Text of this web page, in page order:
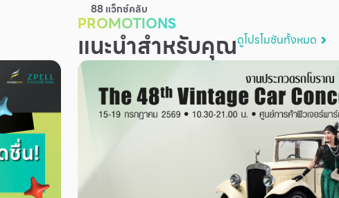
88 แว็กซ์คลับ
PROMOTIONS
แนะนำสำหรับคุณดูโปรโมชันทั้งหมด